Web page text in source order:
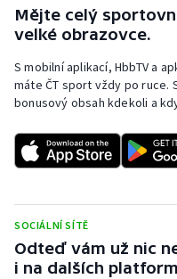
Veslování
Vodní slalom
Ostatní
Mějte celý
velké obrazovce.
S mobilní aplikací, HbbTV a
máte ČT sport vždy po ruce.
bonusový obsah kdekoli a
SOCIÁLNÍ SÍTĚ
Odteď vám už nic
i na dalších